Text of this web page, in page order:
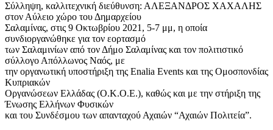
Σύλληψη, καλλιτεχνική διεύθυνση: ΑΛΕΞΑΝΔΡΟΣ ΧΑΧΑΛΗΣ
στον Αύλειο χώρο του Δημαρχείου
Σαλαμίνας, στις 9 Οκτωβρίου 2021, 5-7 μμ, η οποία
συνδιοργανώθηκε για τον εορτασμό
των Σαλαμινίων από τον Δήμο Σαλαμίνας και τον πολιτιστικό
σύλλογο Απόλλωνος Ναός, με
την οργανωτική υποστήριξη της Enalia Events και της Ομοσπονδίας
Κυπριακών
Οργανώσεων Ελλάδας (Ο.Κ.Ο.Ε.), καθώς και με την στήριξη της
Ένωσης Ελλήνων Φυσικών
και του Συνδέσμου των απανταχού Αχαιών “Αχαιών Πολιτεία”.